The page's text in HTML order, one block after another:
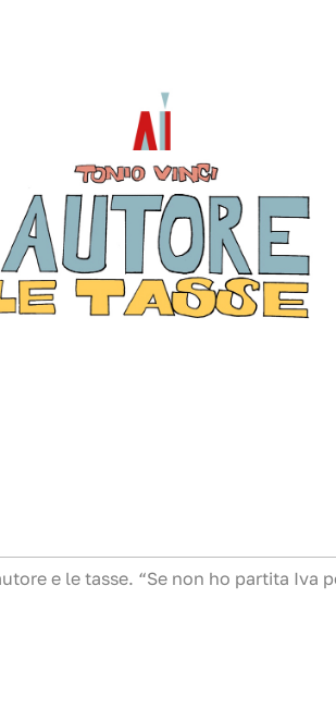
e le tasse. “Se non ho partita Iva